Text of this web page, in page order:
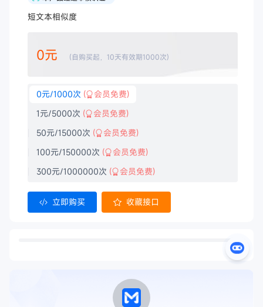
短文本相似度
0元 (自购买起，10天有效期1000次)
0元/1000次 (
会员免费)
1元/5000次 (
会员免费)
50元/15000次 (
会员免费)
100元/150000次 (
会员免费)
300元/1000000次 ( 会员免费)
立即购买 收藏接口